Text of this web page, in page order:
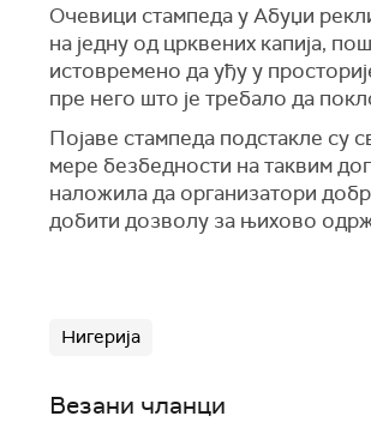
Очевици стампеда у Абуџи
на једну од црквених капија,
истовремено да уђу у
пре него што је требало да
Појаве стампеда подстакле су
мере безбедности на таквим
наложила да организатори
добити дозволу за њихово
Нигерија
Везани чланци